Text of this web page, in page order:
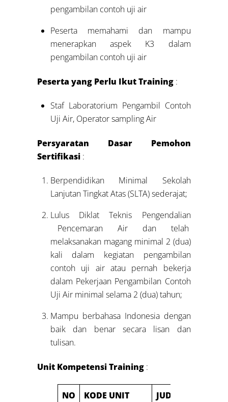
pengambilan contoh uji air
Peserta memahami dan mampu
menerapkan aspek K3 dalam
pengambilan contoh uji air
Peserta yang Perlu Ikut Training :
Staf Laboratorium Pengambil Contoh
Uji Air, Operator sampling Air
Persyaratan Dasar Pemohon
Sertifikasi :
Berpendidikan Minimal Sekolah
Lanjutan Tingkat Atas (SLTA) sederajat;
Lulus Diklat Teknis Pengendalian
Pencemaran Air dan telah
melaksanakan magang minimal 2 (dua)
kali dalam kegiatan pengambilan
contoh uji air atau pernah bekerja
dalam Pekerjaan Pengambilan Contoh
Uji Air minimal selama 2 (dua) tahun;
Mampu berbahasa Indonesia dengan
baik dan benar secara lisan dan
tulisan.
Unit Kompetensi Training :
NO KODE UNIT JUDUL UNIT